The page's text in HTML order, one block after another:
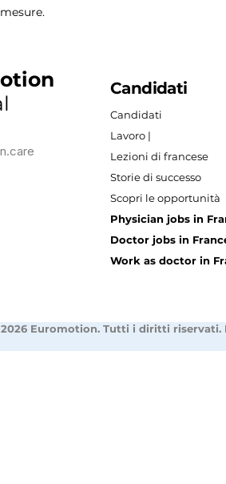
mesure.
Candidati
Candidati
Lavoro |
Lezioni di francese
Storie di successo
Scopri le opportunità
Physician jobs in
Doctor jobs in
Work as doctor in
Euromotion. Tutti i diritti riservati.